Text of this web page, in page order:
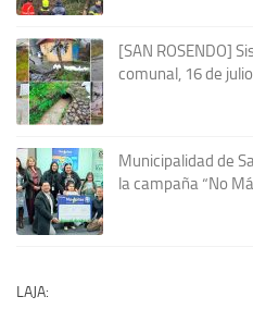
[SAN ROSENDO]
comunal, 16 de
Municipalidad de
la campaña “No
LAJA: